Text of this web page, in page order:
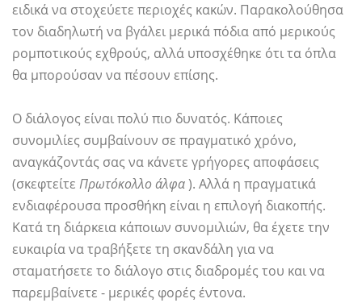
ειδικά να στοχεύετε περιοχές κακών. Παρακολούθησα
τον διαδηλωτή να βγάλει μερικά πόδια από μερικούς
ρομποτικούς εχθρούς, αλλά υποσχέθηκε ότι τα όπλα
θα μπορούσαν να πέσουν επίσης.
Ο διάλογος είναι πολύ πιο δυνατός. Κάποιες
συνομιλίες συμβαίνουν σε πραγματικό χρόνο,
αναγκάζοντάς σας να κάνετε γρήγορες αποφάσεις
(σκεφτείτε Πρωτόκολλο άλφα). Αλλά η πραγματικά
ενδιαφέρουσα προσθήκη είναι η επιλογή διακοπής.
Κατά τη διάρκεια κάποιων συνομιλιών, θα έχετε την
ευκαιρία να τραβήξετε τη σκανδάλη για να
σταματήσετε το διάλογο στις διαδρομές του και να
παρεμβαίνετε - μερικές φορές έντονα.